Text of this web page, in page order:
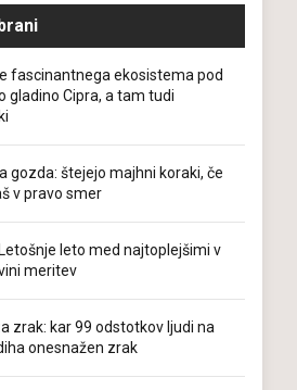
fascinantnega ekosistema pod
gladino Cipra, a tam tudi
gozda: štejejo majhni koraki, če
v pravo smer
leto med najtoplejšimi v
meritev
zrak: kar 99 odstotkov ljudi na
onesnažen zrak